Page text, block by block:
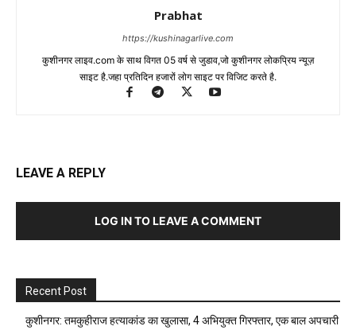
Prabhat
https://kushinagarlive.com
कुशीनगर लाइव.com के साथ विगत 05 वर्ष से जुडाव,जो कुशीनगर लोकप्रिय न्यूज़
साइट है.जहा प्रतिदिन हजारों लोग साइट पर विजिट करते है.
LEAVE A REPLY
LOG IN TO LEAVE A COMMENT
Recent Post
कुशीनगर: तमकुहीराज हत्याकांड का खुलासा, 4 अभियुक्त गिरफ्तार, एक बाल अपचारी